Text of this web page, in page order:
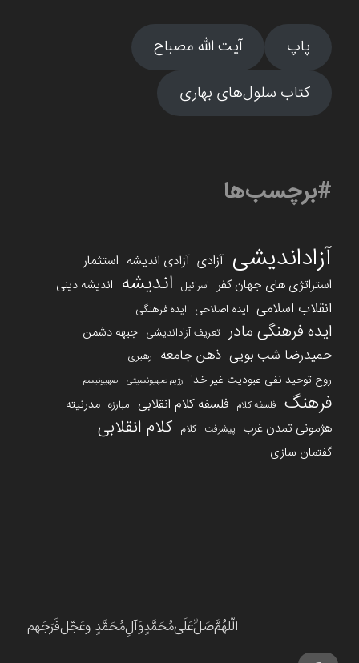
پاپ
آیت الله مصباح
کتاب سلول‌های بهاری
#برچسب‌ها
آزاداندیشی آزادی آزادی اندیشه استثمار
استراتژی های جهان کفر اسرائیل اندیشه اندیشه دینی
انقلاب اسلامی ایده اصلاحی ایده فرهنگی
ایده فرهنگی مادر تعریف آزاداندیشی جبهه دشمن
حمیدرضا شب بویی ذهن جامعه رهبری
روح توحید نفی عبودیت غیر خدا رژیم صهیونسیتی صهیونیسم
فرهنگ فلسفه کلام فلسفه کلام انقلابی مبارزه مدرنیته
هژمونی تمدن غرب پیشرفت کلام کلام انقلابی
گفتمان سازی
الّلهُمَّ‌صَلِّ‌عَلَی‌مُحَمَّدٍوَآلِ‌مُحَمَّدٍ وعَجّل‌فَرَجَهم